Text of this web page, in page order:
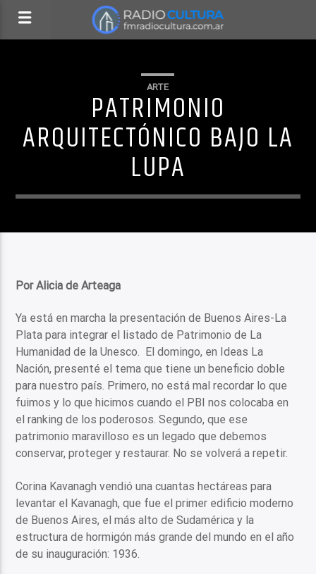
ARTE
PATRIMONIO
ARQUITECTÓNICO BAJO LA
LUPA
Por Alicia de Arteaga
Ya está en marcha la presentación de Buenos Aires-La
Plata para integrar el listado de Patrimonio de La
Humanidad de la Unesco. El domingo, en Ideas La
Nación, presenté el tema que tiene un beneficio doble
para nuestro país. Primero, no está mal recordar lo que
fuimos y lo que hicimos cuando el PBI nos colocaba en
el ranking de los poderosos. Segundo, que ese
patrimonio maravilloso es un legado que debemos
conservar, proteger y restaurar. No se volverá a repetir.
Corina Kavanagh vendió una cuantas hectáreas para
levantar el Kavanagh, que fue el primer edificio moderno
de Buenos Aires, el más alto de Sudamérica y la
estructura de hormigón más grande del mundo en el año
de su inauguración: 1936.